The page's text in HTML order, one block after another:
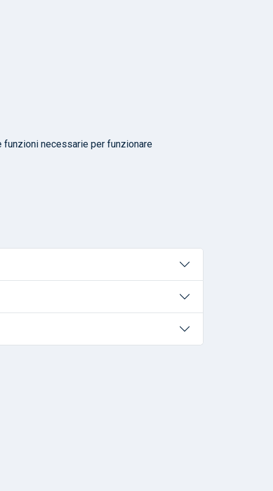
funzioni necessarie per funzionare